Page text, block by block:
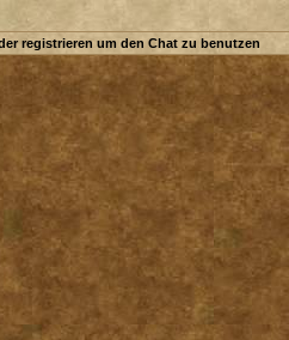
registrieren um den Chat zu benutzen